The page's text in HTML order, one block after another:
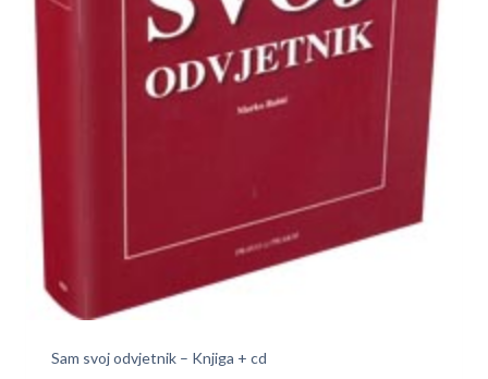
Sam svoj odvjetnik – Knjiga + cd